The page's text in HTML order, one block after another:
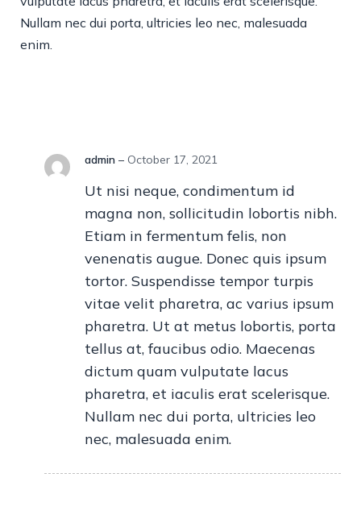
Nullam nec dui porta, ultricies leo nec, malesuada
enim.
admin – October 17, 2021
Ut nisi neque, condimentum id
magna non, sollicitudin lobortis nibh.
Etiam in fermentum felis, non
venenatis augue. Donec quis ipsum
tortor. Suspendisse tempor turpis
vitae velit pharetra, ac varius ipsum
pharetra. Ut at metus lobortis, porta
tellus at, faucibus odio. Maecenas
dictum quam vulputate lacus
pharetra, et iaculis erat scelerisque.
Nullam nec dui porta, ultricies leo
nec, malesuada enim.